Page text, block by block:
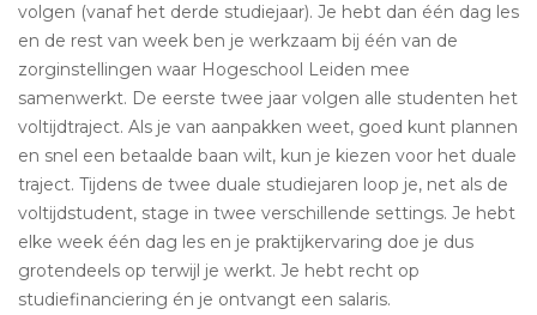
volgen (vanaf het derde studiejaar). Je hebt dan één dag les
en de rest van week ben je werkzaam bij één van de
zorginstellingen waar Hogeschool Leiden mee
samenwerkt. De eerste twee jaar volgen alle studenten het
voltijdtraject. Als je van aanpakken weet, goed kunt plannen
en snel een betaalde baan wilt, kun je kiezen voor het duale
traject. Tijdens de twee duale studiejaren loop je, net als de
voltijdstudent, stage in twee verschillende settings. Je hebt
elke week één dag les en je praktijkervaring doe je dus
grotendeels op terwijl je werkt. Je hebt recht op
studiefinanciering én je ontvangt een salaris.